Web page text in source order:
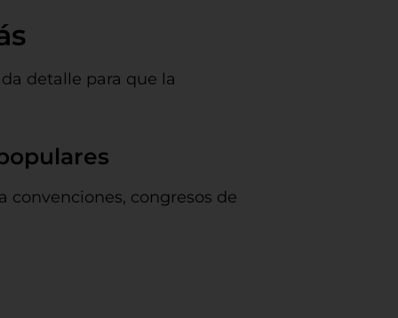
detalle para que la
convenciones, congresos de